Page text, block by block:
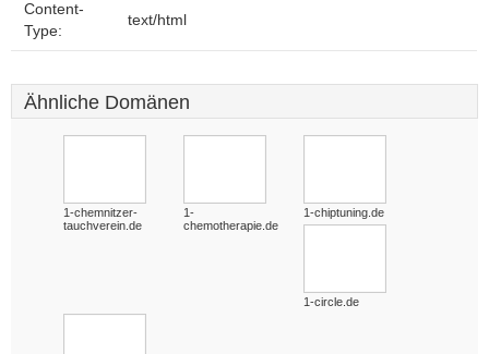
Content-
Type:
text/html
Ähnliche Domänen
1-chemnitzer-
tauchverein.de
1-
chemotherapie.de
1-chiptuning.de
1-circle.de